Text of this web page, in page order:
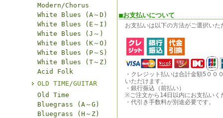
Modern/Chorus
White Blues (A～D)
White Blues (E～I)
White Blues (J～)
White Blues (K～O)
White Blues (P～S)
White Blues (T～Z)
Acid Folk
OLD TIME/GUITAR
Old Time
Bluegrass (A～G)
Bluegrass (H～Z)
■お支払いについて
お支払いは以下の方法がご選択いた
・クレジット払いは合計金額5００
いただけます。
・銀行振込（前払い）
※ご注文から14日以内にお支払いく
・代引き手数料が別途必要です。